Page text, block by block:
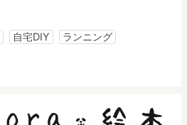
自宅DIY
ランニング